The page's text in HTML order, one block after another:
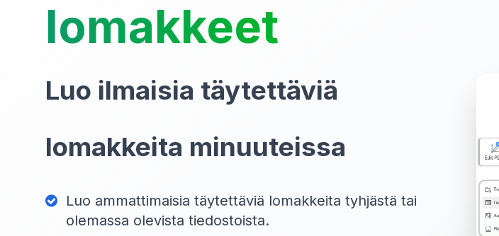
lomakkeet
Luo ilmaisia täytettäviä
lomakkeita minuuteissa
Luo ammattimaisia täytettäviä lomakkeita tyhjästä tai
olemassa olevista tiedostoista.